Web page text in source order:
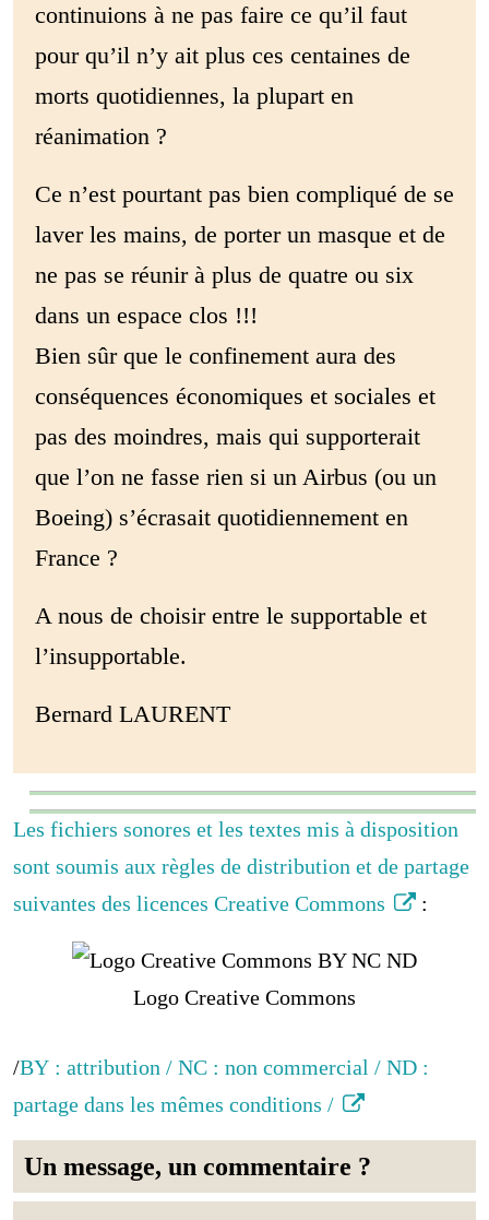
continuions à ne pas faire ce qu’il faut
pour qu’il n’y ait plus ces centaines de
morts quotidiennes, la plupart en
réanimation ?
Ce n’est pourtant pas bien compliqué de se
laver les mains, de porter un masque et de
ne pas se réunir à plus de quatre ou six
dans un espace clos !!!
Bien sûr que le confinement aura des
conséquences économiques et sociales et
pas des moindres, mais qui supporterait
que l’on ne fasse rien si un Airbus (ou un
Boeing) s’écrasait quotidiennement en
France ?
A nous de choisir entre le supportable et
l’insupportable.
Bernard LAURENT
Les fichiers sonores et les textes mis à disposition
sont soumis aux règles de distribution et de partage
suivantes des licences Creative Commons
:
Logo Creative Commons
/BY : attribution / NC : non commercial / ND :
partage dans les mêmes conditions /
Un message, un commentaire ?